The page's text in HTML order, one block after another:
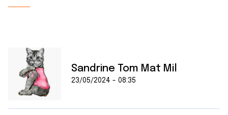
Sandrine Tom Mat Mil
23/05/2024 - 08:35